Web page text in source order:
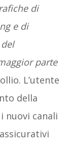
di
e di
parte
L’utente
della
nuovi canali